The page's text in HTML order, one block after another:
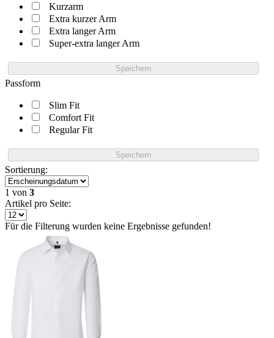
Kurzarm
Extra kurzer Arm
Extra langer Arm
Super-extra langer Arm
Speichern
Passform
Slim Fit
Comfort Fit
Regular Fit
Speichern
Sortierung:
1 von 3
Artikel pro Seite:
Für die Filterung wurden keine Ergebnisse gefunden!